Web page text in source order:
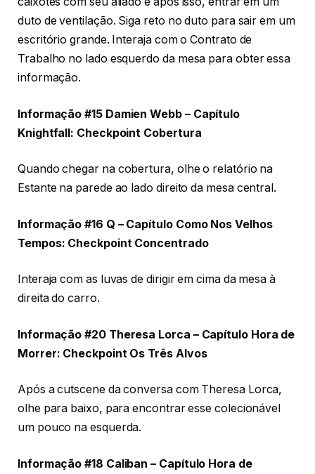
duto de ventilação. Siga reto no duto para sair em um
escritório grande. Interaja com o Contrato de
Trabalho no lado esquerdo da mesa para obter essa
informação.
Informação #15 Damien Webb – Capítulo
Knightfall: Checkpoint Cobertura
Quando chegar na cobertura, olhe o relatório na
Estante na parede ao lado direito da mesa central.
Informação #16 Q – Capítulo Como Nos Velhos
Tempos: Checkpoint Concentrado
Interaja com as luvas de dirigir em cima da mesa à
direita do carro.
Informação #20 Theresa Lorca – Capítulo Hora de
Morrer: Checkpoint Os Três Alvos
Após a cutscene da conversa com Theresa Lorca,
olhe para baixo, para encontrar esse colecionável
um pouco na esquerda.
Informação #18 Caliban – Capítulo Hora de